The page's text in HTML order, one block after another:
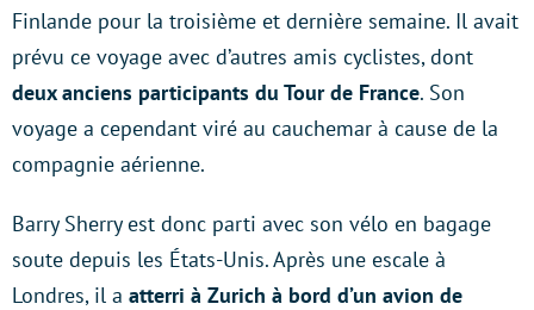
Finlande pour la troisième et dernière semaine. Il avait
prévu ce voyage avec d’autres amis cyclistes, dont
deux anciens participants du Tour de France. Son
voyage a cependant viré au cauchemar à cause de la
compagnie aérienne.
Barry Sherry est donc parti avec son vélo en bagage
soute depuis les États-Unis. Après une escale à
Londres, il a atterri à Zurich à bord d’un avion de